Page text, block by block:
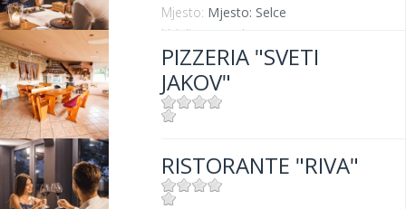
Mjesto: Mjesto: Selce
Udaljenost od mora:
PIZZERIA "SVETI
JAKOV"
RISTORANTE "RIVA"